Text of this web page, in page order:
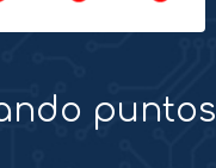
puntos